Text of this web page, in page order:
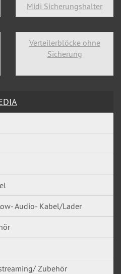
Midi Sicherungshalter
Verteilerblöcke ohne
Sicherung
Audio- Kabel/Lader
Zubehör